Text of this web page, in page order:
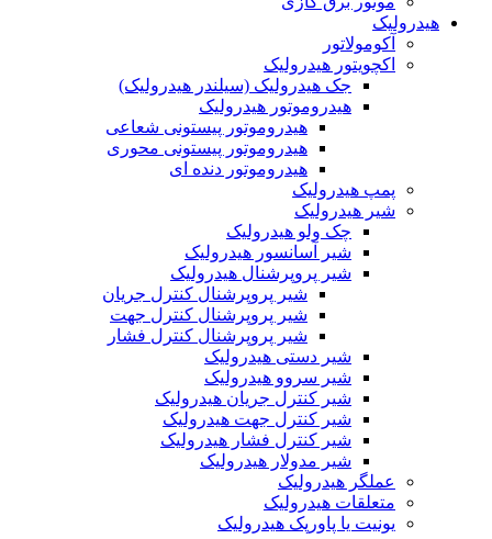
هیدرولیک
آکومولاتور
اکچویتور هیدرولیک
جک هیدرولیک (سیلندر هیدرولیک)
هیدروموتور هیدرولیک
هیدروموتور پیستونی شعاعی
هیدروموتور پیستونی محوری
هیدروموتور دنده ای
پمپ هیدرولیک
شیر هیدرولیک
چک ولو هیدرولیک
شیر آسانسور هیدرولیک
شیر پروپرشنال هیدرولیک
شیر پروپرشنال کنترل جریان
شیر پروپرشنال کنترل جهت
شیر پروپرشنال کنترل فشار
شیر دستی هیدرولیک
شیر سروو هیدرولیک
شیر کنترل جریان هیدرولیک
شیر کنترل جهت هیدرولیک
شیر کنترل فشار هیدرولیک
شیر مدولار هیدرولیک
عملگر هیدرولیک
متعلقات هیدرولیک
یونیت یا پاورپک هیدرولیک